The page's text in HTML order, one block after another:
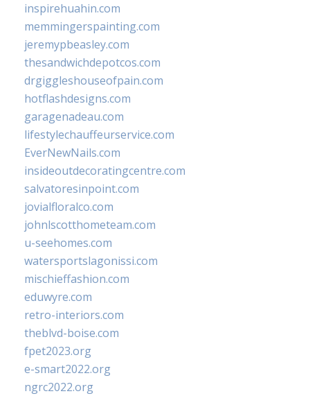
inspirehuahin.com
memmingerspainting.com
jeremypbeasley.com
thesandwichdepotcos.com
drgiggleshouseofpain.com
hotflashdesigns.com
garagenadeau.com
lifestylechauffeurservice.com
EverNewNails.com
insideoutdecoratingcentre.com
salvatoresinpoint.com
jovialfloralco.com
johnlscotthometeam.com
u-seehomes.com
watersportslagonissi.com
mischieffashion.com
eduwyre.com
retro-interiors.com
theblvd-boise.com
fpet2023.org
e-smart2022.org
ngrc2022.org